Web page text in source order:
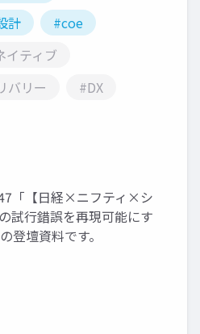
計
#coe
イティブ
バリー
#DX
「【日経×ニフティ×シ
試行錯誤を再現可能にす
登壇資料です。